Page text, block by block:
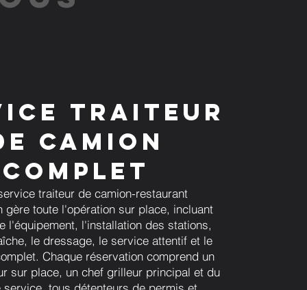
traiteur
camion
complet
traiteur de camion-restaurant
gère toute l'opération sur place, incluant
l'équipement, l'installation des stations,
le dressage, le service attentif et le
Chaque réservation comprend un
sur place, un chef grilleur principal et du